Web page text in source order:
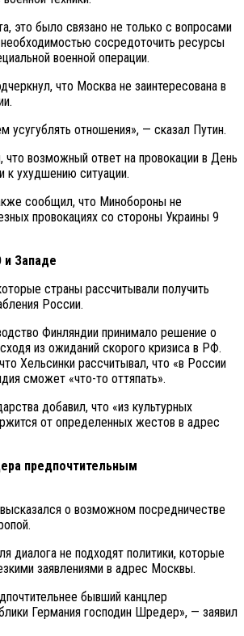
это было связано не только с вопросами
сосредоточить ресурсы
военной операции.
что Москва не заинтересована в
усугублять отношения», — сказал Путин.
возможный ответ на провокации в День
к ухудшению ситуации.
сообщил, что Минобороны не
провокациях со стороны Украины 9
Западе
страны рассчитывали получить
России.
Финляндии принимало решение о
из ожиданий скорого кризиса в РФ.
Хельсинки рассчитывал, что «в России
сможет «что-то оттяпать».
добавил, что «из культурных
от определенных жестов в адрес
предпочтительным
о возможном посредничестве
диалога не подходят политики, которые
заявлениями в адрес Москвы.
бывший канцлер
Германия господин Шредер», — заявил